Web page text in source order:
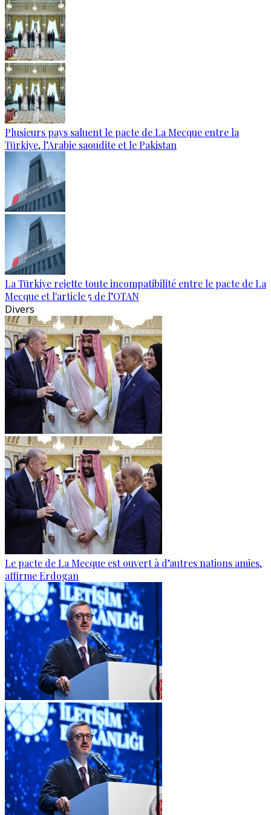
Plusieurs pays saluent le pacte de La Mecque entre la
Türkiye, l’Arabie saoudite et le Pakistan
La Türkiye rejette toute incompatibilité entre le pacte de La
Mecque et l'article 5 de l’OTAN
Divers
Le pacte de La Mecque est ouvert à d’autres nations amies,
affirme Erdogan